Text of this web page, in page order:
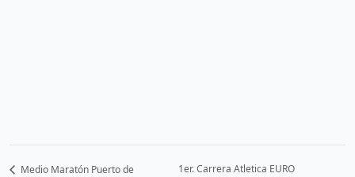
Medio Maratón Puerto de
1er. Carrera Atletica EURO